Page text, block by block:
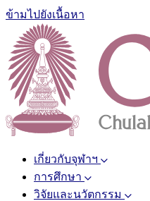
ข้ามไปยังเนื้อหา
เกี่ยวกับจุฬาฯ
การศึกษา
วิจัยและนวัตกรรม